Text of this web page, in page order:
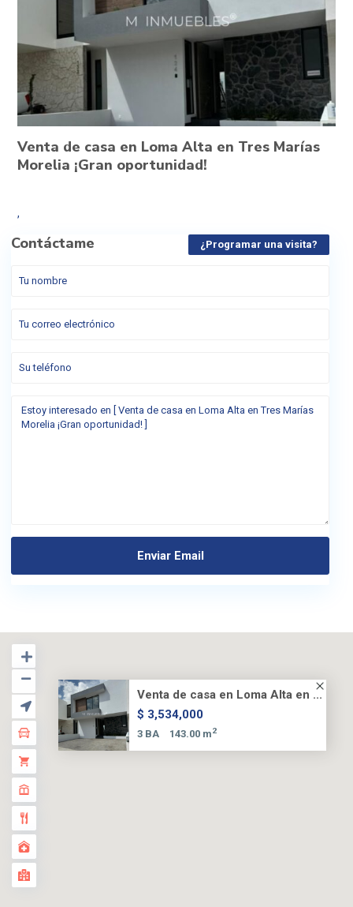
Venta de casa en Loma Alta en Tres Marías
Morelia ¡Gran oportunidad!
,
Contáctame ¿Programar una visita?
Venta de casa en Loma Alta en ...
$ 3,534,000
3 BA 143.00 m2